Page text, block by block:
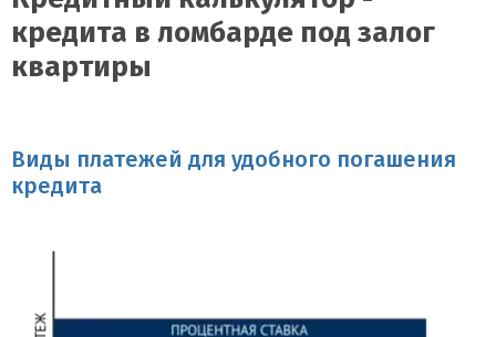
кредита в ломбарде под залог
квартиры
Виды платежей для удобного погашения
кредита